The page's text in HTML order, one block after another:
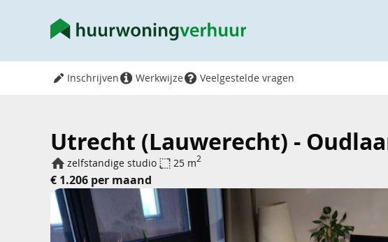
Inschrijven Werkwijze Veelgestelde vragen
Utrecht (Lauwerecht) -
zelfstandige studio 25 m2
€ 1.206 per maand